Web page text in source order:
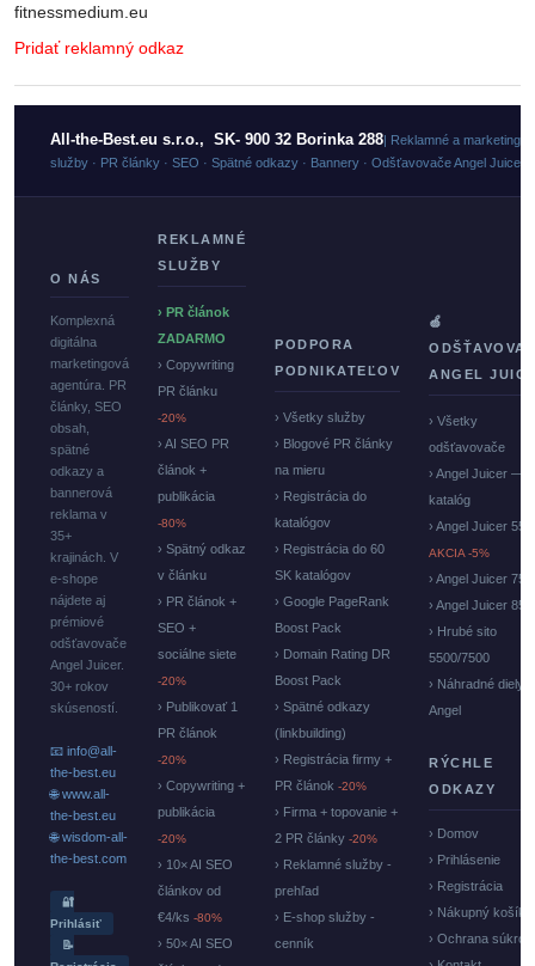
fitnessmedium.eu
Pridať reklamný odkaz
All-the-Best.eu s.r.o., SK- 900 32 Borinka 288| Reklamné a
služby · PR články · SEO · Spätné odkazy · Bannery · Odšťavovače Angel Juicer
O NÁS
Komplexná
digitálna
marketingová
agentúra. PR
články, SEO
obsah,
spätné
odkazy a
bannerová
reklama v
35+
krajinách. V
e-shope
nájdete aj
prémiové
odšťavovače
Angel Juicer.
30+ rokov
skúseností.
📧 info@all-
the-best.eu
🌐 www.all-
the-best.eu
🌐 wisdom-all-
the-best.com
🔐
Prihlásiť
📝
REKLAMNÉ
SLUŽBY
› PR článok
ZADARMO
› Copywriting
PR článku
-20%
› AI SEO PR
článok +
publikácia
-80%
› Spätný odkaz
v článku
› PR článok +
SEO +
sociálne siete
-20%
› Publikovať 1
PR článok
-20%
› Copywriting +
publikácia
-20%
› 10× AI SEO
článkov od
€4/ks -80%
› 50× AI SEO
PODPORA
PODNIKATEĽOV
› Všetky služby
› Blogové PR články
na mieru
› Registrácia do
katalógov
› Registrácia do 60
SK katalógov
› Google PageRank
Boost Pack
› Domain Rating DR
Boost Pack
› Spätné odkazy
(linkbuilding)
› Registrácia firmy +
PR článok -20%
› Firma + topovanie +
2 PR články -20%
› Reklamné služby -
prehľad
› E-shop služby -
cenník
🍏
ANGEL
› Všetky
odšťavovače
› Angel Juicer —
katalóg
› Angel Juicer
AKCIA -5%
› Angel Juicer
› Angel Juicer
› Hrubé sito
5500/7500
› Náhradné diely
Angel
RÝCHLE
ODKAZY
› Domov
› Prihlásenie
› Registrácia
› Nákupný košík
› Ochrana